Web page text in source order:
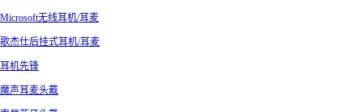
Microsoft无线耳机/耳麦
歌杰仕后挂式耳机/耳麦
耳机先锋
魔声耳麦头戴